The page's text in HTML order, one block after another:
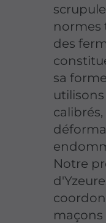
normes
des
sa
Notre
maçons